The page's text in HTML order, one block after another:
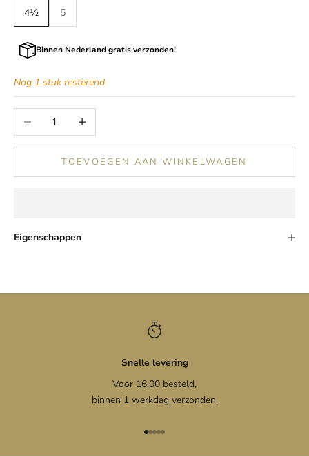
4½
5
Binnen Nederland gratis verzonden!
Nog 1 stuk resterend
Aantal verlagenAantal verhogen
TOEVOEGEN AAN WINKELWAGEN
Eigenschappen
Snelle levering
Voor 16.00 besteld,
binnen 1 werkdag verzonden.
Naar artikel 1
Naar artikel 2
Naar artikel 3
Naar artikel 4
Naar artikel 5